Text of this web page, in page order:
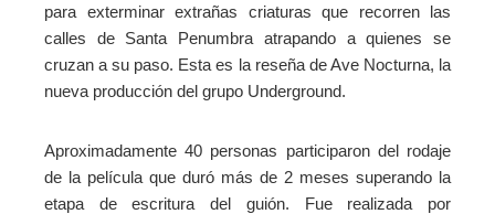
para exterminar extrañas criaturas que recorren las
calles de Santa Penumbra atrapando a quienes se
cruzan a su paso. Esta es la reseña de Ave Nocturna, la
nueva producción del grupo Underground.
Aproximadamente 40 personas participaron del rodaje
de la película que duró más de 2 meses superando la
etapa de escritura del guión. Fue realizada por